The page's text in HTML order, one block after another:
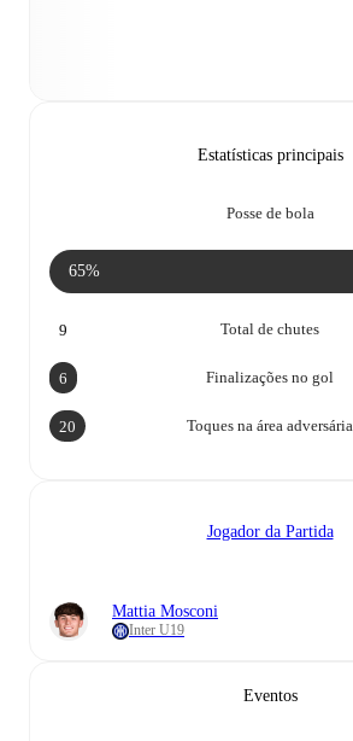
Estatísticas principais
Posse de bola
65%
Total de chutes
9
Finalizações no gol
6
Toques na área adversária
20
Jogador da Partida
Mattia Mosconi
Inter U19
Eventos